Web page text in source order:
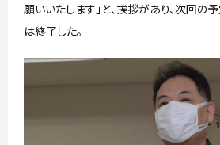
願いいたします」と、挨拶があり、次回の
は終了した。